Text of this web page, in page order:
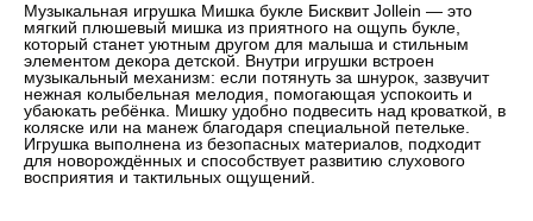
Музыкальная игрушка Мишка букле Бисквит Jollein — это
мягкий плюшевый мишка из приятного на ощупь букле,
который станет уютным другом для малыша и стильным
элементом декора детской. Внутри игрушки встроен
музыкальный механизм: если потянуть за шнурок, зазвучит
нежная колыбельная мелодия, помогающая успокоить и
убаюкать ребёнка. Мишку удобно подвесить над кроваткой, в
коляске или на манеж благодаря специальной петельке.
Игрушка выполнена из безопасных материалов, подходит
для новорождённых и способствует развитию слухового
восприятия и тактильных ощущений.